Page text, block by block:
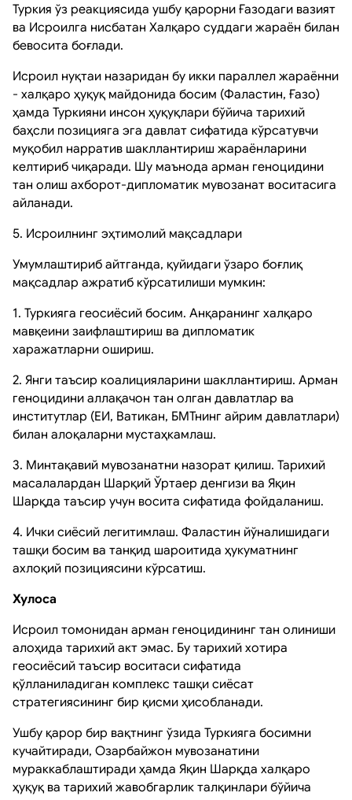
Туркия ўз реакциясида ушбу қарорни Ғазодаги вазият
ва Исроилга нисбатан Халқаро суддаги жараён билан
бевосита боғлади.
Исроил нуқтаи назаридан бу икки параллел жараённи
- халқаро ҳуқуқ майдонида босим (Фаластин, Ғазо)
ҳамда Туркияни инсон ҳуқуқлари бўйича тарихий
баҳсли позицияга эга давлат сифатида кўрсатувчи
муқобил нарратив шакллантириш жараёнларини
келтириб чиқаради. Шу маънода арман геноцидини
тан олиш ахборот-дипломатик мувозанат воситасига
айланади.
5. Исроилнинг эҳтимолий мақсадлари
Умумлаштириб айтганда, қуйидаги ўзаро боғлиқ
мақсадлар ажратиб кўрсатилиши мумкин:
1. Туркияга геосиёсий босим. Анқаранинг халқаро
мавқеини заифлаштириш ва дипломатик
харажатларни ошириш.
2. Янги таъсир коалицияларини шакллантириш. Арман
геноцидини аллақачон тан олган давлатлар ва
институтлар (ЕИ, Ватикан, БМТнинг айрим давлатлари)
билан алоқаларни мустаҳкамлаш.
3. Минтақавий мувозанатни назорат қилиш. Тарихий
масалалардан Шарқий Ўртаер денгизи ва Яқин
Шарқда таъсир учун восита сифатида фойдаланиш.
4. Ички сиёсий легитимлаш. Фаластин йўналишидаги
ташқи босим ва танқид шароитида ҳукуматнинг
ахлоқий позициясини кўрсатиш.
Хулоса
Исроил томонидан арман геноцидининг тан олиниши
алоҳида тарихий акт эмас. Бу тарихий хотира
геосиёсий таъсир воситаси сифатида
қўлланиладиган комплекс ташқи сиёсат
стратегиясининг бир қисми ҳисобланади.
Ушбу қарор бир вақтнинг ўзида Туркияга босимни
кучайтиради, Озарбайжон мувозанатини
мураккаблаштиради ҳамда Яқин Шарқда халқаро
ҳуқуқ ва тарихий жавобгарлик талқинлари бўйича